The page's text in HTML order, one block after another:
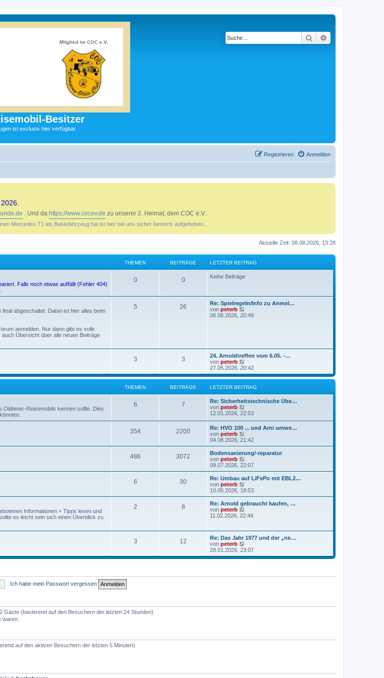
Besitzer
ist exclusiv hier verfügbar.
Suche
Anmelden
Registrieren
. Und da https://www.cocev.de zu unserer 2. Heimat, dem COC e.V..
Mercedes T1 als Basisfahrzeug hat ist hier bei uns sicher bestens aufgehoben...
Aktuelle Zeit: 08.08.2026, 13:28
THEMEN BEITRÄGE LETZTER BEITRAG
Falls noch etwas auffällt (Fehler 404)
0 0 Keine Beiträge
abgeschaltet. Dabei ist hier alles beim
anmelden. Nur dann gibt es volle
Übersicht über alle neuen Beiträge
5 26
Re: Spielregeln/Info zu Anmel…
von peterb
e
r
B
i
t
r
a
g
06.06.2026, 20:49
3 3
24. Arnoldtreffen vom 6.05. -…
von peterb
e
u
e
s
r
e
i
t
a
g
27.05.2026, 20:42
THEMEN BEITRÄGE LETZTER BEITRAG
Reisemobils kennen sollte. Dies
6 7
Re: Sicherheitstechnische Übe…
von peterb
e
s
t
e
r
B
i
t
r
g
12.01.2026, 22:53
354 2200
Re: HVO 100 ... und Arni umwe…
von peterb
e
u
e
t
B
e
i
r
g
04.08.2026, 21:42
486 3072
Bodensanierung/-reparatur
von peterb
e
u
e
t
r
B
e
i
r
a
09.07.2026, 22:07
6 30
Re: Umbau auf LiFePo mit EBL2…
von peterb
e
u
e
t
B
e
t
r
10.05.2026, 18:53
Informationen + Tipps lesen und
es leicht sein sich einen Überblick zu
2 8
Re: Arnold gebraucht kaufen, …
von peterb
e
s
t
r
B
t
11.02.2026, 22:44
3 12
Re: Das Jahr 1977 und der „ne…
von peterb
e
u
28.01.2026, 23:07
Ich habe mein Passwort vergessen
Gäste (basierend auf den Besuchern der letzten 24 Stunden)
waren.
auf den aktiven Besuchern der letzten 5 Minuten)